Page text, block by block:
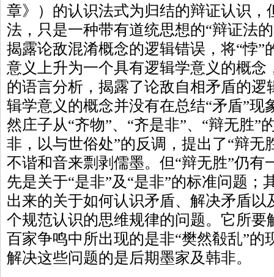
章》）的认识法式为归结的辩证认识，
法，只是一种带有道统思想的“辩证法
揭露论敌混淆概念的逻辑错误，将“悖”
意义上升为一个具有逻辑学意义的概念
的语言分析，揭露了论敌自相矛盾的
辑学意义的概念并没有在总结“矛盾”现
然庄子从“齐物”、“齐是非”、“辩无胜”
非，以与世俗处”的反调，提出了“辩无
不谐和音来剽剥儒墨。但“辩无胜”仍有
先是关于“是非”及“是非”的标准问题；
出来的关于如何认识矛盾、解决矛盾以
个规范认识的思维规律的问题。它所要
百家争鸣中所出现的是非“樊然殽乱”的
解决这些问题的是后期墨家及韩非。